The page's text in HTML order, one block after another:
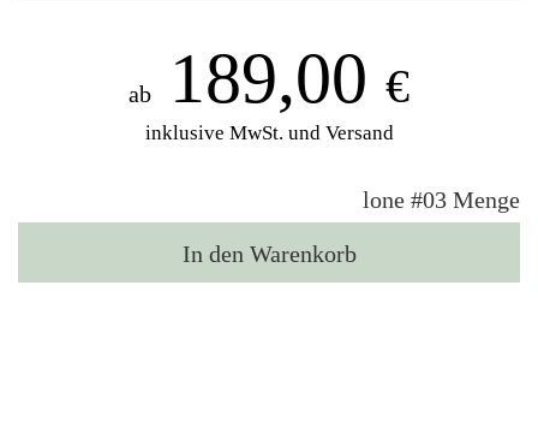
ab 189,00 €
inklusive MwSt. und Versand
lone #03 Menge
In den Warenkorb